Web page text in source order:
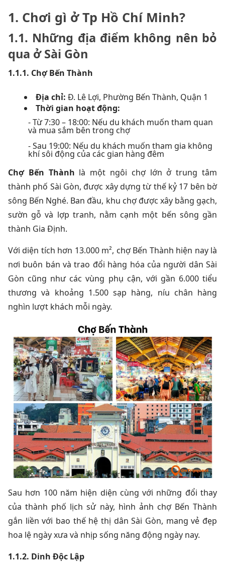
1. Chơi gì ở Tp Hồ Chí Minh?
1.1. Những địa điểm không nên bỏ
qua ở Sài Gòn
1.1.1. Chợ Bến Thành
Địa chỉ: Đ. Lê Lợi, Phường Bến Thành, Quận 1
Thời gian hoạt động:
- Từ 7:30 – 18:00: Nếu du khách muốn tham quan
và mua sắm bên trong chợ
- Sau 19:00: Nếu du khách muốn tham gia không
khí sôi động của các gian hàng đêm
Chợ Bến Thành là một ngôi chợ lớn ở trung tâm
thành phố Sài Gòn, được xây dựng từ thế kỷ 17 bên bờ
sông Bến Nghé. Ban đầu, khu chợ được xây bằng gạch,
sườn gỗ và lợp tranh, nằm cạnh một bến sông gần
thành Gia Định.
Với diện tích hơn 13.000 m², chợ Bến Thành hiện nay là
nơi buôn bán và trao đổi hàng hóa của người dân Sài
Gòn cũng như các vùng phụ cận, với gần 6.000 tiểu
thương và khoảng 1.500 sạp hàng, níu chân hàng
nghìn lượt khách mỗi ngày.
Sau hơn 100 năm hiện diện cùng với những đổi thay
của thành phố lịch sử này, hình ảnh chợ Bến Thành
gắn liền với bao thế hệ thị dân Sài Gòn, mang vẻ đẹp
hoa lệ ngày xưa và nhịp sống năng động ngày nay.
1.1.2. Dinh Độc Lập